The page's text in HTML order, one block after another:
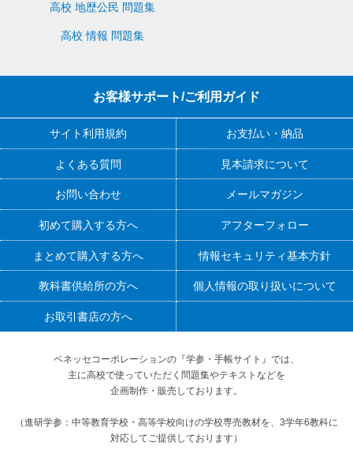
高校 地歴公民 問題集
高校 情報 問題集
お客様サポート/ご利用ガイド
サイト利用規約 お支払い・納品
よくある質問 見本請求について
お問い合わせ メールマガジン
初めて購入する方へ アフターフォロー
まとめて購入する方へ 情報セキュリティ基本方針
教科書供給所の方へ 個人情報の取り扱いについて
お取引書店の方へ
ベネッセコーポレーションの『学参・手帳サイト』 では、
主に高校で使っていただく問題集やテキストなどを
企画制作・販売しております。
（進研学参：中等教育学校・高等学校向けの学校専売教材を、3学年6教科に
対応してご提供しております）